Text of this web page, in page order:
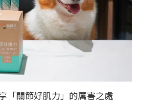
「關節好肌力」的厲害之處